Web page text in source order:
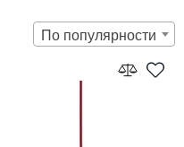
По популярности